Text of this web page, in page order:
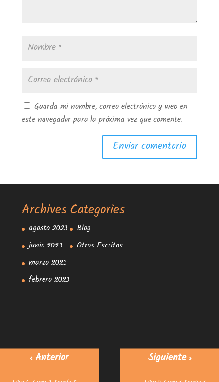
Guarda mi nombre, correo electrónico y web en
este navegador para la próxima vez que comente.
Archives
agosto 2023
junio 2023
marzo 2023
febrero 2023
Categories
Blog
Otros Escritos
< Anterior Siguiente >